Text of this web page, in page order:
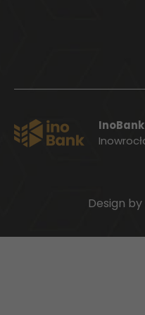
InoBank
Design by